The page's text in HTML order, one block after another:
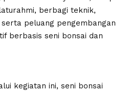
berbagi teknik,
peluang pengembangan
berbasis seni bonsai dan
kegiatan ini, seni bonsai